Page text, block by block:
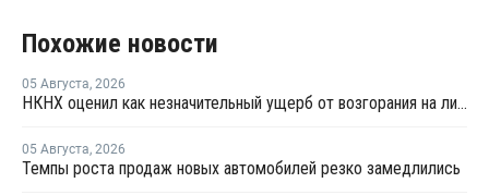
Похожие новости
05 Августа, 2026
НКНХ оценил как незначительный ущерб от возгорания на линии полистирола
05 Августа, 2026
Темпы роста продаж новых автомобилей резко замедлились